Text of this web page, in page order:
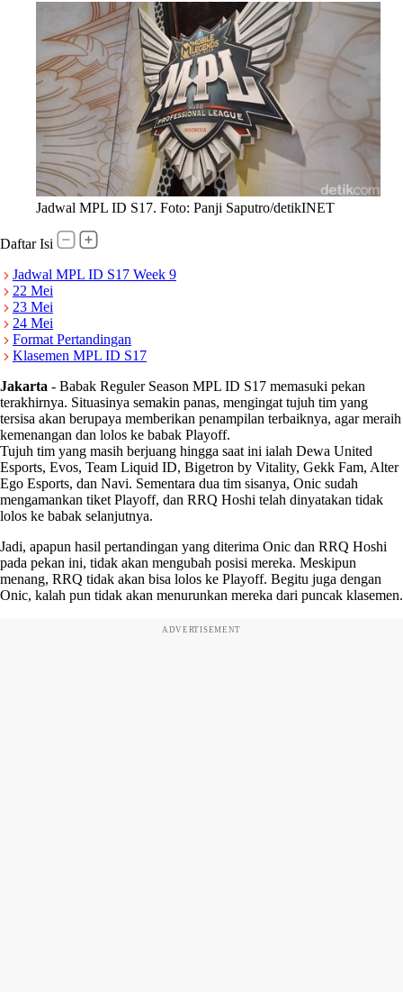
Jadwal MPL ID S17. Foto: Panji Saputro/detikINET
Daftar Isi
Jadwal MPL ID S17 Week 9
22 Mei
23 Mei
24 Mei
Format Pertandingan
Klasemen MPL ID S17
Jakarta - Babak Reguler Season MPL ID S17 memasuki pekan
terakhirnya. Situasinya semakin panas, mengingat tujuh tim yang
tersisa akan berupaya memberikan penampilan terbaiknya, agar meraih
kemenangan dan lolos ke babak Playoff.
Tujuh tim yang masih berjuang hingga saat ini ialah Dewa United
Esports, Evos, Team Liquid ID, Bigetron by Vitality, Gekk Fam, Alter
Ego Esports, dan Navi. Sementara dua tim sisanya, Onic sudah
mengamankan tiket Playoff, dan RRQ Hoshi telah dinyatakan tidak
lolos ke babak selanjutnya.
Jadi, apapun hasil pertandingan yang diterima Onic dan RRQ Hoshi
pada pekan ini, tidak akan mengubah posisi mereka. Meskipun
menang, RRQ tidak akan bisa lolos ke Playoff. Begitu juga dengan
Onic, kalah pun tidak akan menurunkan mereka dari puncak klasemen.
ADVERTISEMENT